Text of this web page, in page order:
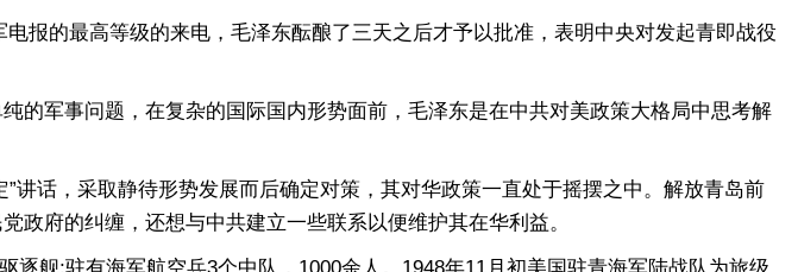
的最高等级的来电，毛泽东酝酿了三天之后才予以批准，表明中央对发起青即战役
军事问题，在复杂的国际国内形势面前，毛泽东是在中共对美政策大格局中思考解
话，采取静待形势发展而后确定对策，其对华政策一直处于摇摆之中。解放青岛前
政府的纠缠，还想与中共建立一些联系以便维护其在华利益。